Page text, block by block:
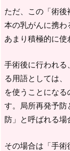
ただ、この「術
本の乳がんに携わ
あまり積極的に使
手術後に行われる
る用語としては
を使うことにな
す。局所再発予
防」と呼ばれる場
その場合は「手術